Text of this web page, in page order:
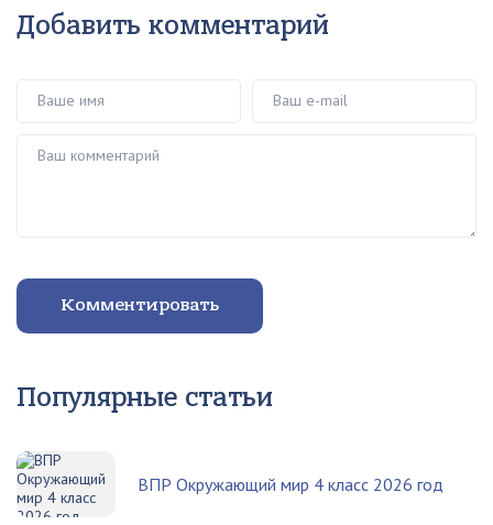
Добавить комментарий
Комментировать
Популярные статьи
ВПР Окружающий мир 4 класс 2026 год